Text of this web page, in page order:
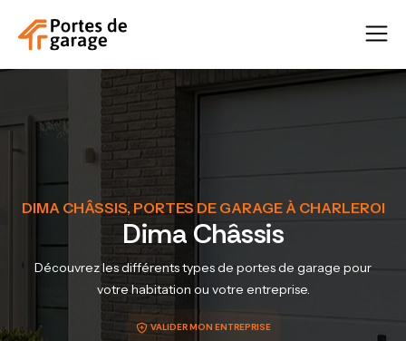
DIMA CHÂSSIS, PORTES DE GARAGE À CHARLEROI
Dima Châssis
Découvrez les différents types de portes de garage pour
votre habitation ou votre entreprise.
VALIDER MON ENTREPRISE